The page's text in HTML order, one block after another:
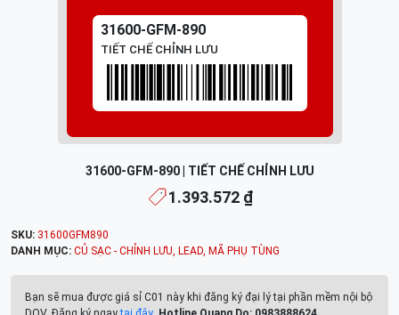
Tài khoản
31600-GFM-890
TIẾT CHẾ CHỈNH LƯU
31600-GFM-890 | TIẾT CHẾ CHỈNH LƯU
1.393.572 ₫
SKU: 31600GFM890
DANH MỤC: CỦ SẠC - CHỈNH LƯU, LEAD, MÃ PHỤ TÙNG
Bạn sẽ mua được giá sỉ C01 này khi đăng ký đại lý tại phần mềm nội bộ